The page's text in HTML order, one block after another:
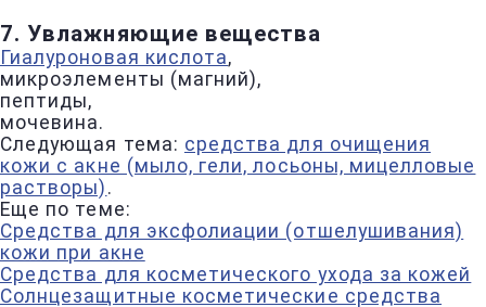
7. Увлажняющие вещества
Гиалуроновая кислота,
микроэлементы (магний),
пептиды,
мочевина.
Следующая тема: средства для очищения
кожи с акне (мыло, гели, лосьоны, мицелловые
растворы) .
Еще по теме:
Средства для эксфолиации (отшелушивания)
кожи при акне
Средства для косметического ухода за кожей
Солнцезащитные косметические средства